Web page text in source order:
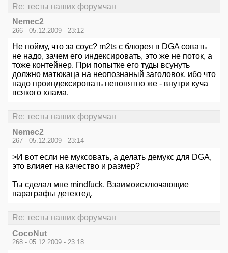
Re: тесты наших форумчан
Nemec2
266 - 05.12.2009 - 23:12
Не пойму, что за соус? m2ts с блюрея в DGA совать
не надо, зачем его индексировать, это же не поток, а
тоже контейнер. При попытке его туды всунуть
должно матюкаца на неопознаный заголовок, ибо что
надо проиндексировать непонятно же - внутри куча
всякого хлама.
Re: тесты наших форумчан
Nemec2
267 - 05.12.2009 - 23:14
>И вот если не муксовать, а делать демукс для DGA,
это влияет на качество и размер?
Ты сделал мне mindfuck. Взаимоисключающие
параграфы детектед.
Re: тесты наших форумчан
CocoNut
268 - 05.12.2009 - 23:18